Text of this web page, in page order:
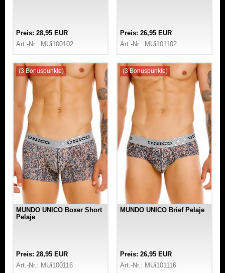
Preis: 28,95 EUR
Art.-Nr.: MUi100102
Preis: 26,95 EUR
Art.-Nr.: MUi101102
(3 Bonuspunkte)
MUNDO UNICO Boxer Short
Pelaje
Preis: 28,95 EUR
Art.-Nr.: MUi100116
(3 Bonuspunkte)
MUNDO UNICO Brief Pelaje
Preis: 26,95 EUR
Art.-Nr.: MUi101116